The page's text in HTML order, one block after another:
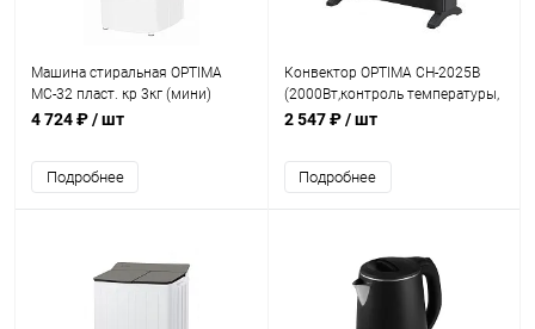
Машина стиральная OPTIMA
МС-32 пласт. кр 3кг (мини)
4 724 ₽/ шт
Подробнее
Конвектор OPTIMA CH-2025B
(2000Вт,контроль температуры,
28 м²) черный
2 547 ₽/ шт
Подробнее